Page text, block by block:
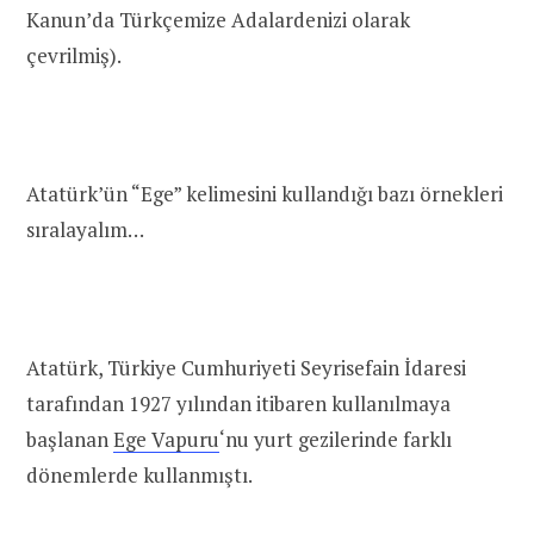
Kanun’da Türkçemize Adalardenizi olarak
çevrilmiş).
Atatürk’ün “Ege” kelimesini kullandığı bazı örnekleri
sıralayalım…
Atatürk, Türkiye Cumhuriyeti Seyrisefain İdaresi
tarafından 1927 yılından itibaren kullanılmaya
başlananEge Vapuru‘nu yurt gezilerinde farklı
dönemlerde kullanmıştı.